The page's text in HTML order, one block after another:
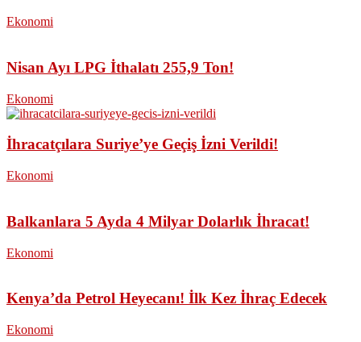
Ekonomi
Nisan Ayı LPG İthalatı 255,9 Ton!
Ekonomi
İhracatçılara Suriye’ye Geçiş İzni Verildi!
Ekonomi
Balkanlara 5 Ayda 4 Milyar Dolarlık İhracat!
Ekonomi
Kenya’da Petrol Heyecanı! İlk Kez İhraç Edecek
Ekonomi